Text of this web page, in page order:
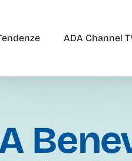
ADA Channel